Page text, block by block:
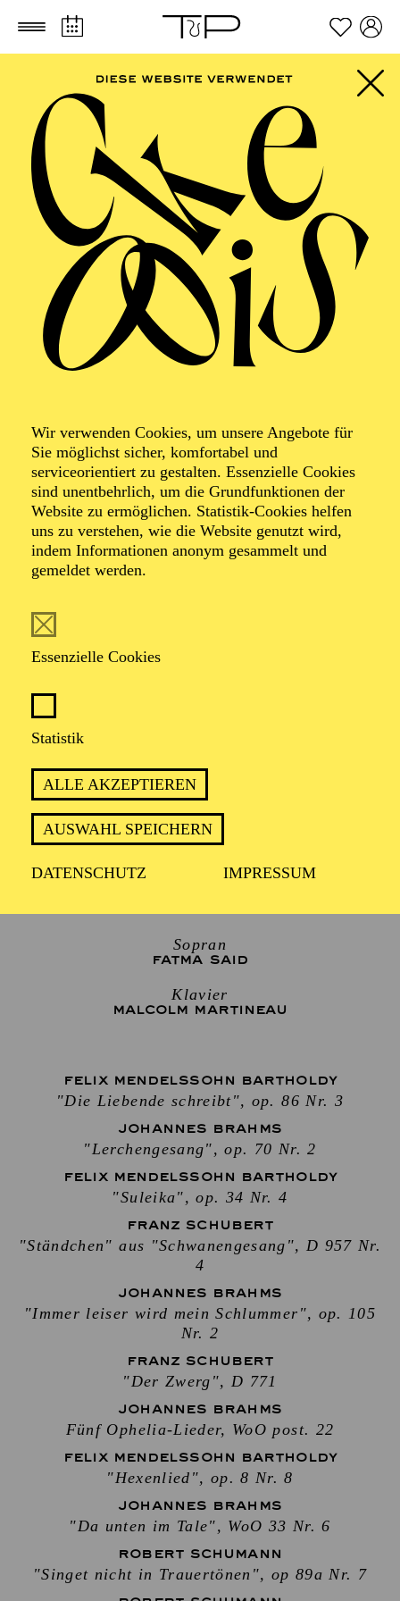
Zum Hauptinhalt springen Zum Footer springen
Wir verwenden Cookies, um unsere Angebote für
Sie möglichst sicher, komfortabel und
serviceorientiert zu gestalten. Essenzielle Cookies
sind unentbehrlich, um die Grundfunktionen der
Website zu ermöglichen. Statistik-Cookies helfen
uns zu verstehen, wie die Website genutzt wird,
indem Informationen anonym gesammelt und
gemeldet werden.
Essenzielle Cookies
Statistik
ALLE AKZEPTIEREN
AUSWAHL SPEICHERN
DATENSCHUTZ IMPRESSUM
PHILHARMONIE
Ein Liederabend mit
Fatma Said
Werke von Felix Mendelssohn Bartholdy, Franz
Schubert, Johannes Brahms, Manuel de Falla, Robert
TERMIN
Mittwoch 2. Dezember 2026
2 Stunden, inkl. Pause
Sopran
FATMA SAID
Klavier
MALCOLM MARTINEAU
FELIX MENDELSSOHN BARTHOLDY
"Die Liebende schreibt", op. 86 Nr. 3
JOHANNES BRAHMS
"Lerchengesang", op. 70 Nr. 2
FELIX MENDELSSOHN BARTHOLDY
"Suleika", op. 34 Nr. 4
FRANZ SCHUBERT
"Ständchen" aus "Schwanengesang", D 957 Nr.
4
JOHANNES BRAHMS
"Immer leiser wird mein Schlummer", op. 105
Nr. 2
FRANZ SCHUBERT
"Der Zwerg", D 771
JOHANNES BRAHMS
Fünf Ophelia-Lieder, WoO post. 22
FELIX MENDELSSOHN BARTHOLDY
"Hexenlied", op. 8 Nr. 8
JOHANNES BRAHMS
"Da unten im Tale", WoO 33 Nr. 6
ROBERT SCHUMANN
"Singet nicht in Trauertönen", op 89a Nr. 7